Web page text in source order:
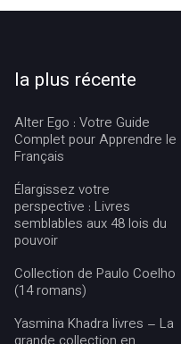
la plus récente
Alter Ego : Votre Guide
Complet pour Apprendre le
Français
Élargissez votre
perspective : Livres
semblables aux 48 lois du
pouvoir
Collection de Paulo Coelho
(14 romans)
Yasmina Khadra livres – La